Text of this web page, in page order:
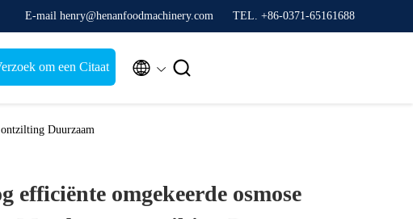
E-mail henry@henanfoodmachinery.com TEL. +86-0371-65161688
om een Citaat  
Duurzaam
efficiënte omgekeerde osmose